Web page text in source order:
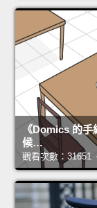
《Domics 的
候…
觀看次數：31651